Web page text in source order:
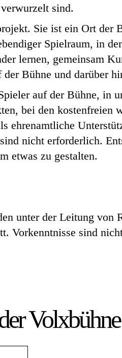
sind.
Sie ist ein Ort der
Spielraum, in
lernen, gemeinsam
Bühne und darüber
auf der Bühne, in
bei den kostenfreien
ehrenamtliche
nicht erforderlich.
etwas zu gestalten.
unter der Leitung von
Vorkenntnisse sind
Volxbühne